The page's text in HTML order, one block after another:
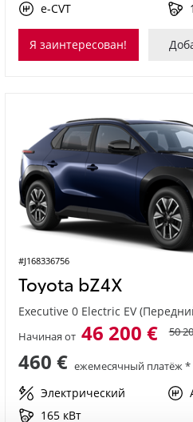
e-CVT
Я заинтересован!
#J168336756
Toyota bZ4X
Executive 0 Electric EV
Начиная от 46 200 € 50
460 € ежемесячный платёж *
Электрический
165 кВт